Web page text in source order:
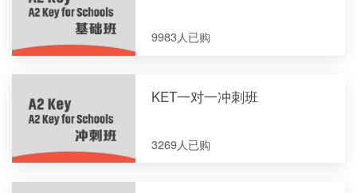
9983人已购
KET一对一冲刺班
3269人已购